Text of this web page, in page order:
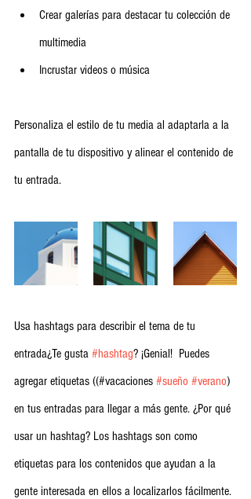
Crear galerías para destacar tu colección de
multimedia
Incrustar videos o música
Personaliza el estilo de tu media al adaptarla a la
pantalla de tu dispositivo y alinear el contenido de
tu entrada.
Usa hashtags para describir el tema de tu
entrada¿Te gusta #hashtag? ¡Genial!  Puedes
agregar etiquetas ((#vacaciones #sueño #verano)
en tus entradas para llegar a más gente. ¿Por qué
usar un hashtag? Los hashtags son como
etiquetas para los contenidos que ayudan a la
gente interesada en ellos a localizarlos fácilmente.